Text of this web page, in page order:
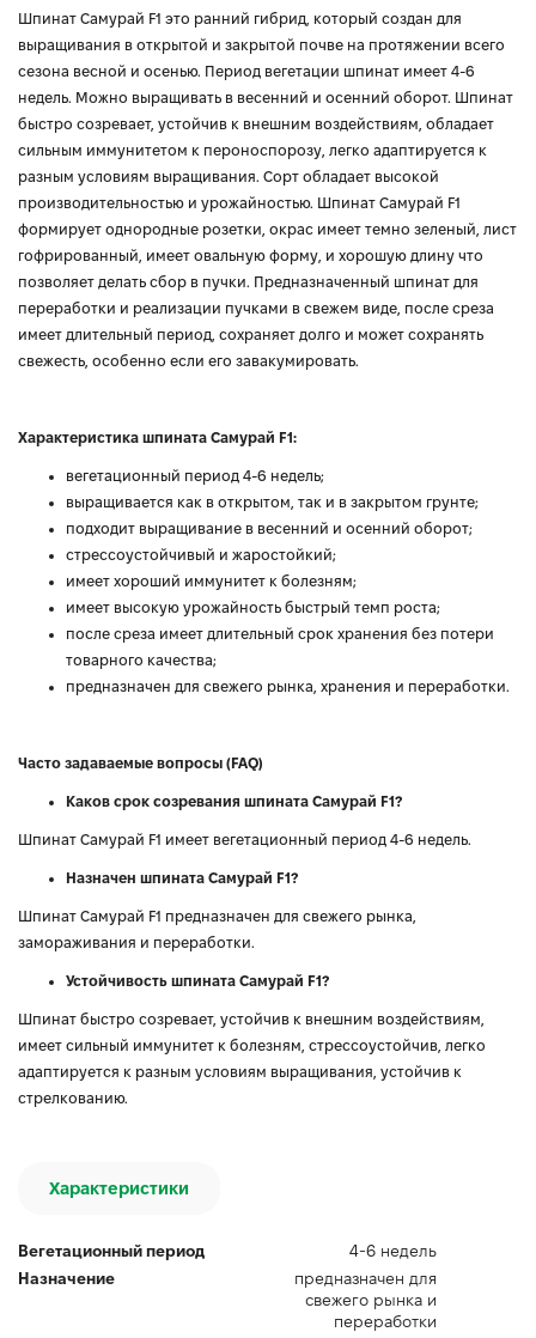
Шпинат Самурай F1 это ранний гибрид, который создан для
выращивания в открытой и закрытой почве на протяжении всего
сезона весной и осенью. Период вегетации шпинат имеет 4-6
недель. Можно выращивать в весенний и осенний оборот. Шпинат
быстро созревает, устойчив к внешним воздействиям, обладает
сильным иммунитетом к пероноспорозу, легко адаптируется к
разным условиям выращивания. Сорт обладает высокой
производительностью и урожайностью. Шпинат Самурай F1
формирует однородные розетки, окрас имеет темно зеленый, лист
гофрированный, имеет овальную форму, и хорошую длину что
позволяет делать сбор в пучки. Предназначенный шпинат для
переработки и реализации пучками в свежем виде, после среза
имеет длительный период, сохраняет долго и может сохранять
свежесть, особенно если его завакумировать.
Характеристика шпината Самурай F1:
вегетационный период 4-6 недель;
выращивается как в открытом, так и в закрытом грунте;
подходит выращивание в весенний и осенний оборот;
стрессоустойчивый и жаростойкий;
имеет хороший иммунитет к болезням;
имеет высокую урожайность быстрый темп роста;
после среза имеет длительный срок хранения без потери
товарного качества;
предназначен для свежего рынка, хранения и переработки.
Часто задаваемые вопросы (FAQ)
Каков срок созревания шпината Самурай F1?
Шпинат Самурай F1 имеет вегетационный период 4-6 недель.
Назначен шпината Самурай F1?
Шпинат Самурай F1 предназначен для свежего рынка,
замораживания и переработки.
Устойчивость шпината Самурай F1?
Шпинат быстро созревает, устойчив к внешним воздействиям,
имеет сильный иммунитет к болезням, стрессоустойчив, легко
адаптируется к разным условиям выращивания, устойчив к
стрелкованию.
Характеристики
Вегетационный период
4-6 недель
Назначение
предназначен для
свежего рынка и
переработки